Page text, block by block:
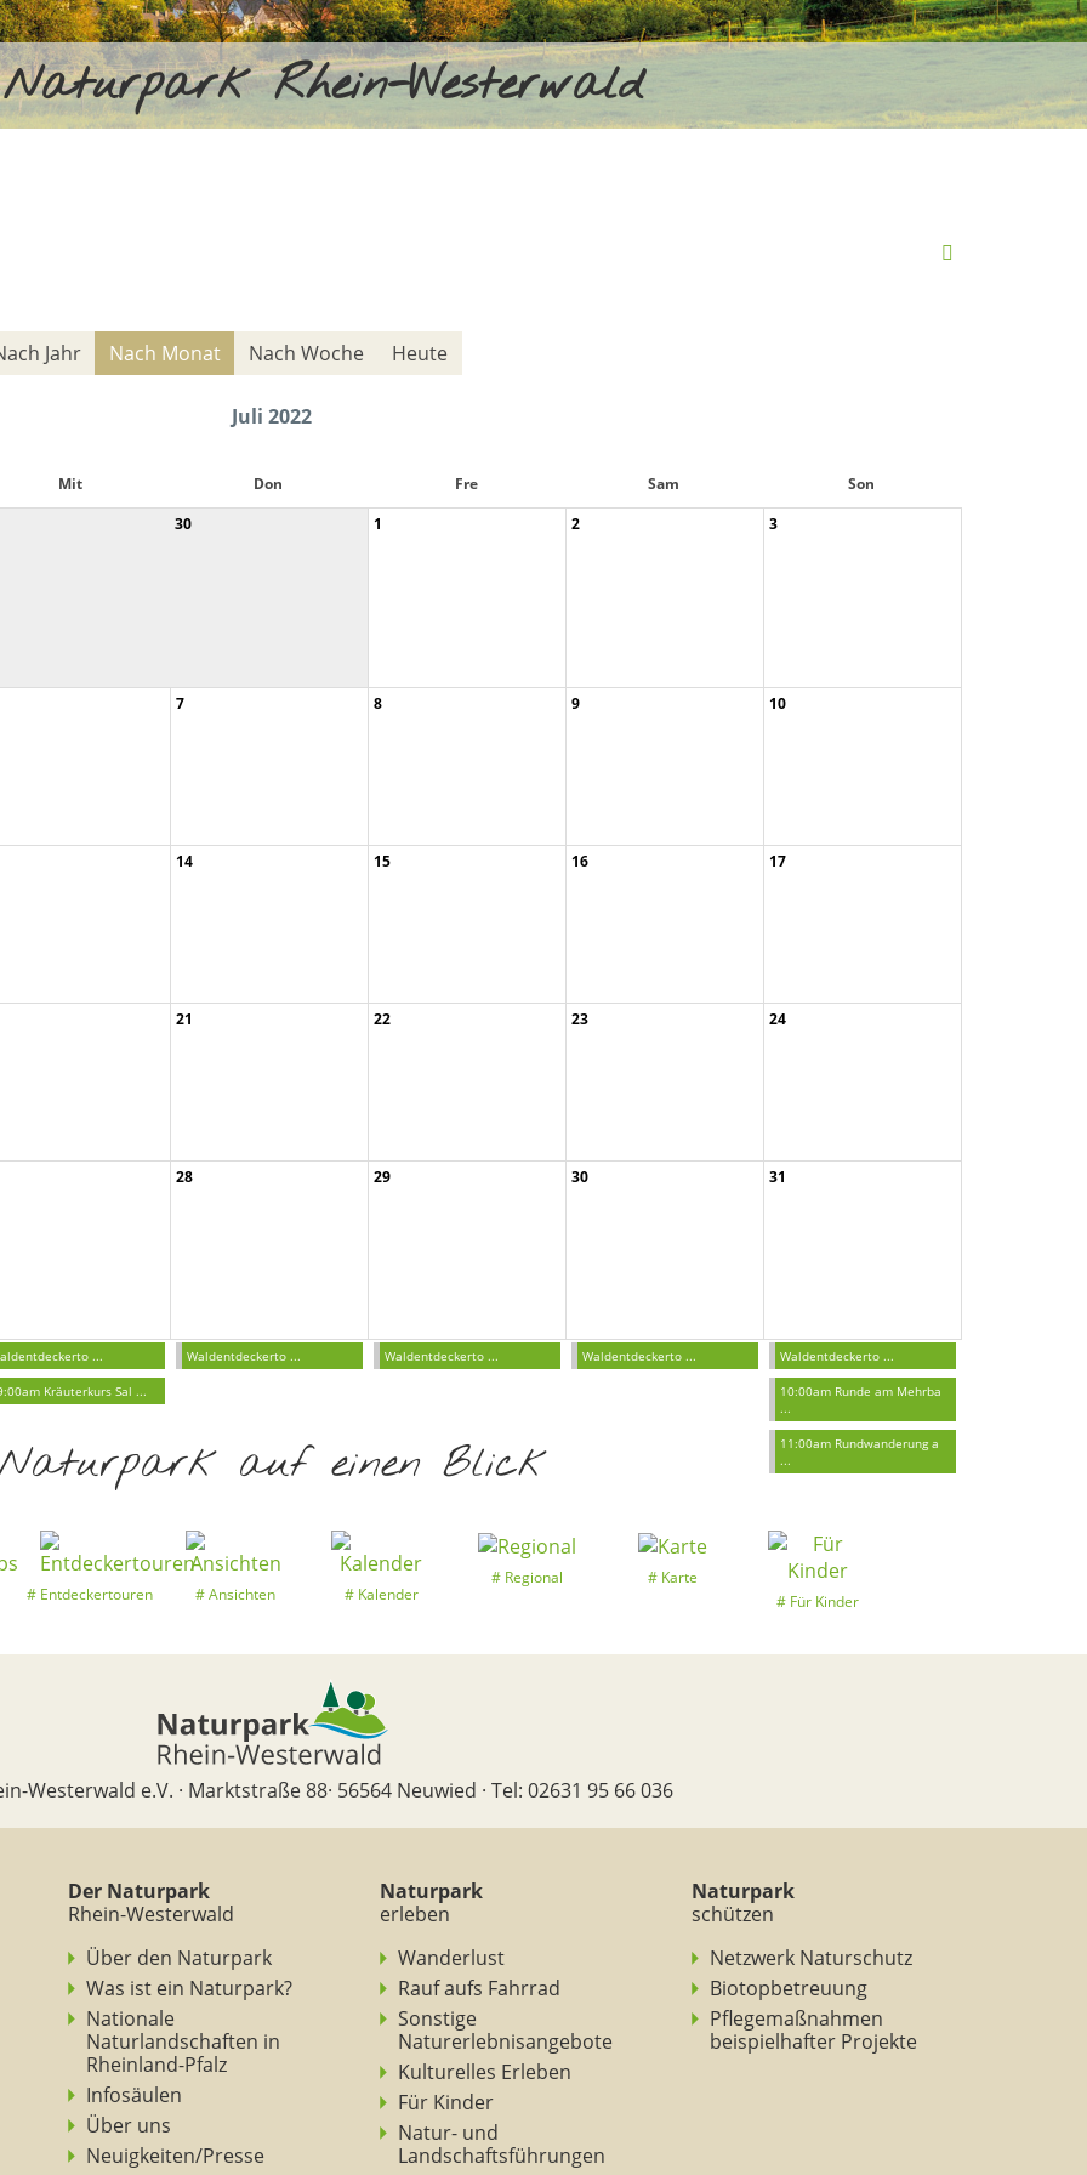
Rhein-Westerwald
Jahr Nach Monat Nach Woche Heute
Juli 2022
Mit Don Fre Sam
Son
30 1 2 3
09:30am Zur Riesenbank ...
Waldbad am Heid
7 8 9
10:00am Shinrin Yoku un ...
10
11:00am Limes - Führung ...
14 15
07:00pm Abendführung im ...
16
02:00pm Neophyten am Si ...
17
10:00am Waldauszeit zu ...
21 22
04:00pm Kräuterkurs Ess ...
23
02:00pm Walddetektive e ...
24
11:00am Feuer, Wasser u ...
...
Kräuterkurs Sal ...
28
Waldentdeckerto ...
29
Waldentdeckerto ...
30
Waldentdeckerto ...
31
Waldentdeckerto ...
10:00am Runde am Mehrba
...
11:00am Rundwanderung a
...
auf einen Blick
Entdeckertouren Ansichten Kalender
Regional
Karte
Für Kinder
Westerwald e.V. · Marktstraße 88· 56564 Neuwied · Tel: 02631 95 66 036
Der Naturpark
Rhein-Westerwald
Über den Naturpark
Was ist ein Naturpark?
Nationale
Naturlandschaften in
Rheinland-Pfalz
Infosäulen
Über uns
Neuigkeiten/Presse
Naturpark
erleben
Wanderlust
Rauf aufs Fahrrad
Sonstige
Naturerlebnisangebote
Kulturelles Erleben
Für Kinder
Natur- und
Landschaftsführungen
Naturpark
schützen
Netzwerk Naturschutz
Biotopbetreuung
Pflegemaßnahmen
beispielhafter Projekte